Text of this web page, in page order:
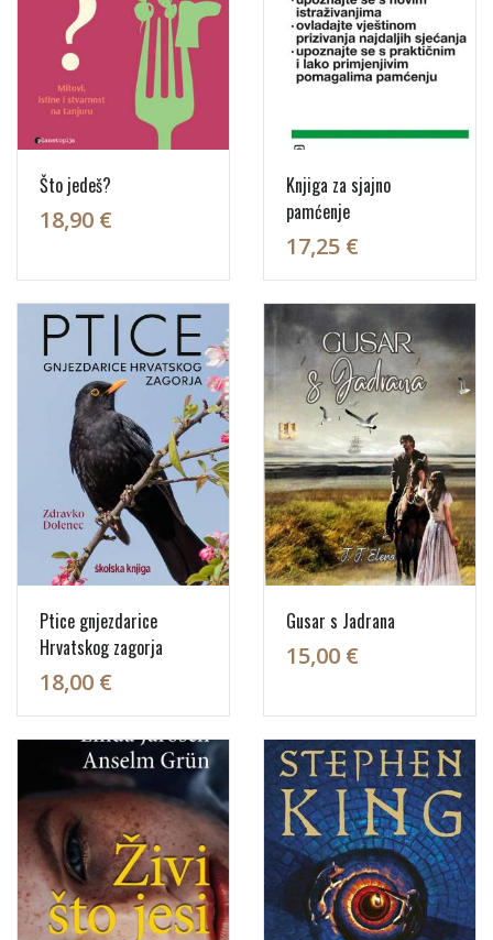
Što jedeš?
18,90 €
Knjiga za sjajno
pamćenje
17,25 €
Ptice gnjezdarice
Hrvatskog zagorja
18,00 €
Gusar s Jadrana
15,00 €